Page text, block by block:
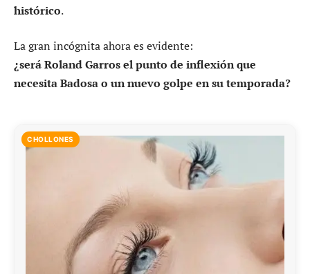
histórico.
La gran incógnita ahora es evidente:
¿será Roland Garros el punto de inflexión que
necesita Badosa o un nuevo golpe en su temporada?
CHOLLONES